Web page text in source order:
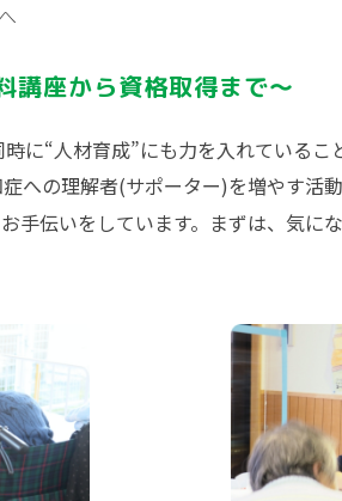
講座から資格取得まで～
に“人材育成”にも力を入れているこ
への理解者(サポーター)を増やす活動
手伝いをしています。まずは、気にな